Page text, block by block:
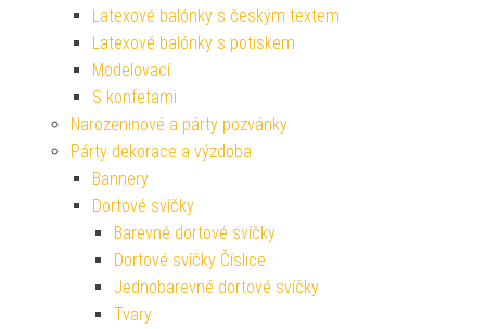
Latexové balónky s českým textem
Latexové balónky s potiskem
Modelovací
S konfetami
Narozeninové a párty pozvánky
Párty dekorace a výzdoba
Bannery
Dortové svíčky
Barevné dortové svíčky
Dortové svíčky Číslice
Jednobarevné dortové svíčky
Tvary